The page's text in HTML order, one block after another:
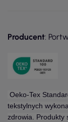
Producent:
Oeko-Tex
tekstylnych
zdrowia. Produkty